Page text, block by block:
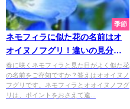
季節
ネモフィラに似た花の名前はオ
オイヌノフグリ！違いの見分け
方簡単まとめ
春に咲くネモフィラと見た目がよく似た花
の名前をご存知ですか？答えはオオイヌノ
フグリです。ネモフィラとオオイヌノフグ
リは、ポイントをおさえて違...